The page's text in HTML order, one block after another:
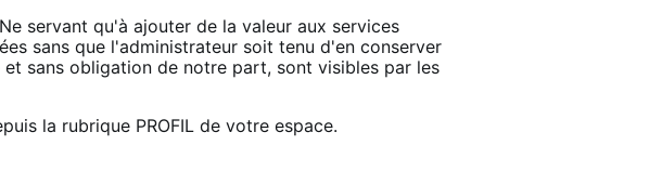
servant qu'à ajouter de la valeur aux services
sans que l'administrateur soit tenu d'en conserver
sans obligation de notre part, sont visibles par les
la rubrique PROFIL de votre espace.